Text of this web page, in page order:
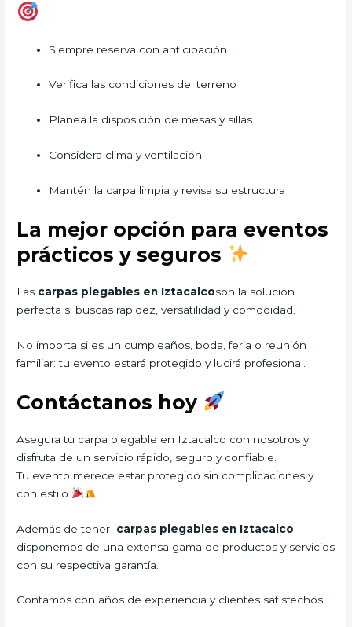
Siempre reserva con anticipación
Verifica las condiciones del terreno
Planea la disposición de mesas y sillas
Considera clima y ventilación
Mantén la carpa limpia y revisa su estructura
La mejor opción para eventos
prácticos y seguros
Las carpas plegables en Iztacalcoson la solución
perfecta si buscas rapidez, versatilidad y comodidad.
No importa si es un cumpleaños, boda, feria o reunión
familiar: tu evento estará protegido y lucirá profesional.
Contáctanos hoy
Asegura tu carpa plegable en Iztacalco con nosotros y
disfruta de un servicio rápido, seguro y confiable.
Tu evento merece estar protegido sin complicaciones y
con estilo
Además de tener carpas plegables en Iztacalco
disponemos de una extensa gama de productos y servicios
con su respectiva garantía.
Contamos con años de experiencia y clientes satisfechos.